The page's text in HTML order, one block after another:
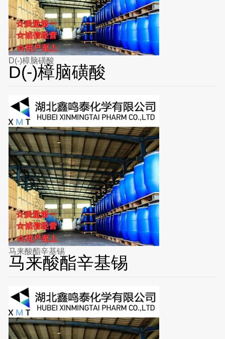
D(-)樟脑磺酸
D(-)樟脑磺酸
马来酸酯辛基锡
马来酸酯辛基锡